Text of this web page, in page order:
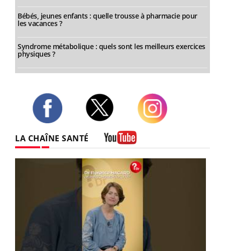
Bébés, jeunes enfants : quelle trousse à pharmacie pour
les vacances ?
Syndrome métabolique : quels sont les meilleurs exercices
physiques ?
LA CHAÎNE SANTÉ